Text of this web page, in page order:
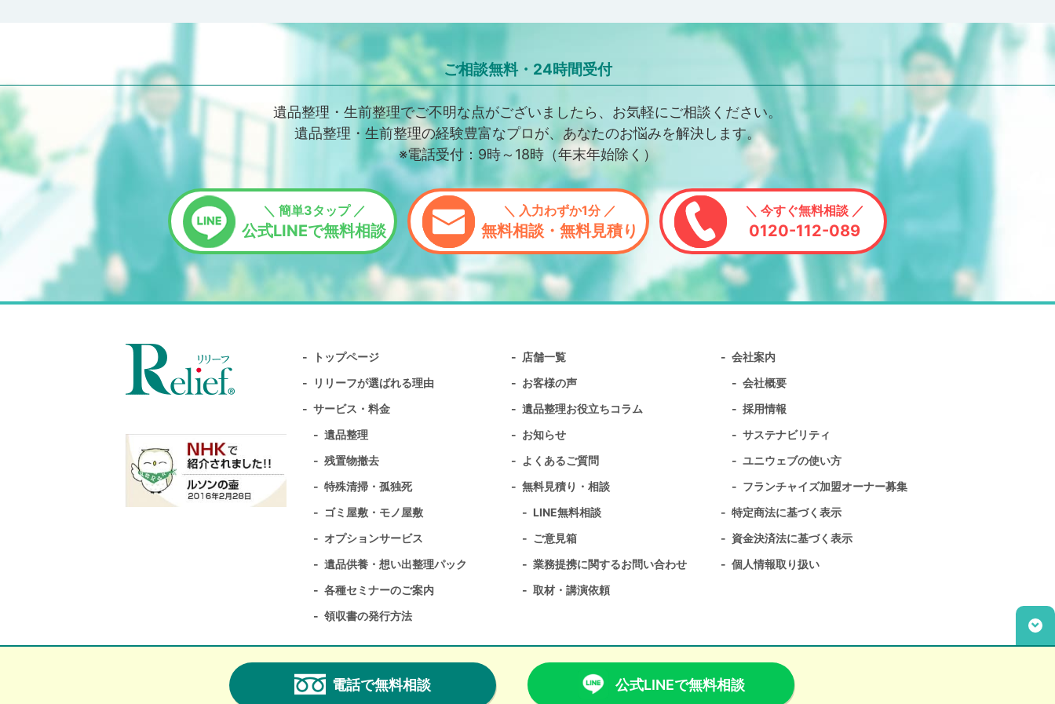
ご相談無料・24時間受付
遺品整理・生前整理でご不明な点がございましたら、お気軽にご相談ください。
遺品整理・生前整理の経験豊富なプロが、あなたのお悩みを解決します。
※電話受付：9時～18時（年末年始除く）
＼ 簡単3タップ ／
公式LINEで無料相談
＼ 入力わずか1分 ／
無料相談・無料見積り
＼ 今すぐ無料相談 ／
0120-112-089
電話で無料相談 公式LINEで無料相談
トップページ
リリーフが選ばれる理由
サービス・料金
遺品整理
残置物撤去
特殊清掃・孤独死
ゴミ屋敷・モノ屋敷
オプションサービス
遺品供養・想い出整理パック
各種セミナーのご案内
領収書の発行方法
店舗一覧
お客様の声
遺品整理お役立ちコラム
お知らせ
よくあるご質問
無料⾒積り・相談
LINE無料相談
ご意見箱
業務提携に関するお問い合わせ
取材・講演依頼
会社案内
会社概要
採用情報
サステナビリティ
ユニウェブの使い方
フランチャイズ加盟オーナー募集
特定商法に基づく表示
資金決済法に基づく表示
個人情報取り扱い
Copyright© Relief,Inc All rights reserved.